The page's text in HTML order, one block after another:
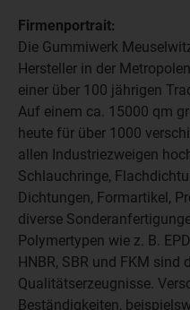
Firmenportrait:
Die Gummiwerk
Hersteller in der
einer über 100 jährigen
Auf einem ca. 15000 qm
heute für über 1000
allen Industriezweigen
Schlauchringe,
Dichtungen, Formartikel,
diverse
Polymertypen wie z. B.
HNBR, SBR und FKM sind
Qualitätserzeugnisse.
Beständigkeiten,